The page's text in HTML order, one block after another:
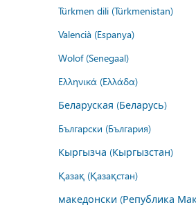
Türkmen dili (Türkmenistan)
Valencià (Espanya)
Wolof (Senegaal)
Ελληνικά (Ελλάδα)
Беларуская (Беларусь)
Български (България)
Кыргызча (Кыргызстан)
Қазақ (Қазақстан)
македонски (Република